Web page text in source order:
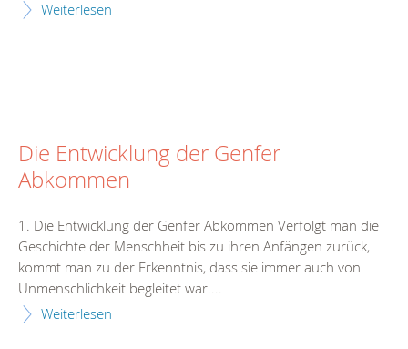
Weiterlesen
Die Entwicklung der Genfer
Abkommen
1. Die Entwicklung der Genfer Abkommen Verfolgt man die
Geschichte der Menschheit bis zu ihren Anfängen zurück,
kommt man zu der Erkenntnis, dass sie immer auch von
Unmenschlichkeit begleitet war....
Weiterlesen